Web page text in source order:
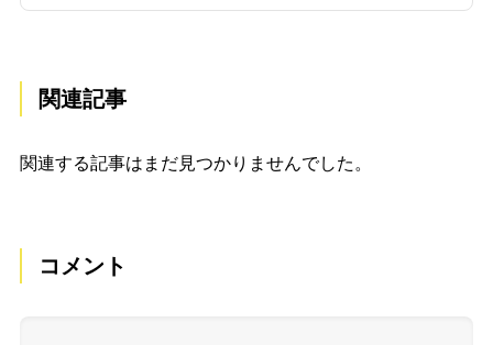
関連記事
関連する記事はまだ見つかりませんでした。
コメント